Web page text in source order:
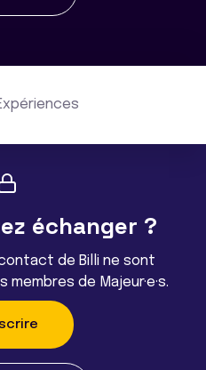
échanger ?
de Billi ne sont
de Majeur·e·s.